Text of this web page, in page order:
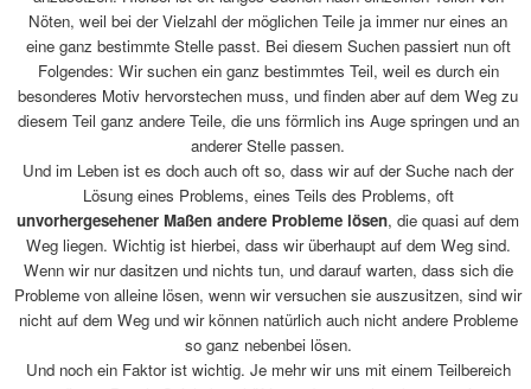
Nöten, weil bei der Vielzahl der möglichen Teile ja immer nur eines an
eine ganz bestimmte Stelle passt. Bei diesem Suchen passiert nun oft
Folgendes: Wir suchen ein ganz bestimmtes Teil, weil es durch ein
besonderes Motiv hervorstechen muss, und finden aber auf dem Weg zu
diesem Teil ganz andere Teile, die uns förmlich ins Auge springen und an
anderer Stelle passen.
Und im Leben ist es doch auch oft so, dass wir auf der Suche nach der
Lösung eines Problems, eines Teils des Problems, oft
unvorhergesehener Maßen andere Probleme lösen, die quasi auf dem
Weg liegen. Wichtig ist hierbei, dass wir überhaupt auf dem Weg sind.
Wenn wir nur dasitzen und nichts tun, und darauf warten, dass sich die
Probleme von alleine lösen, wenn wir versuchen sie auszusitzen, sind wir
nicht auf dem Weg und wir können natürlich auch nicht andere Probleme
so ganz nebenbei lösen.
Und noch ein Faktor ist wichtig. Je mehr wir uns mit einem Teilbereich